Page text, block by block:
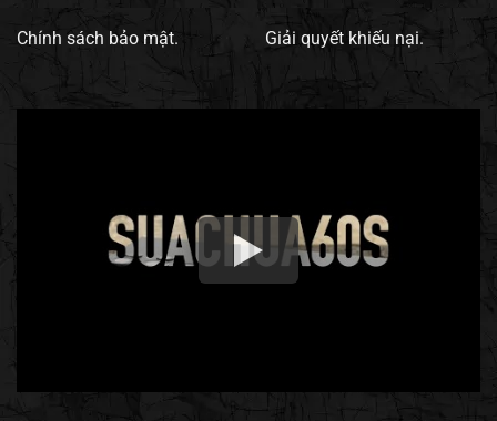
Chính sách bảo mật. Giải quyết khiếu nại.